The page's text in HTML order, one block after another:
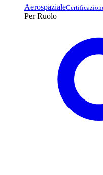
Aerospaziale
Per Ruolo